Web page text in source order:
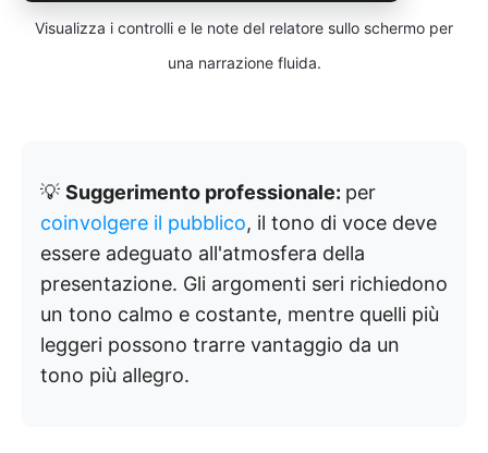
Visualizza i controlli e le note del relatore sullo schermo per
una narrazione fluida.
💡 Suggerimento professionale: per
coinvolgere il pubblico, il tono di voce deve
essere adeguato all'atmosfera della
presentazione. Gli argomenti seri richiedono
un tono calmo e costante, mentre quelli più
leggeri possono trarre vantaggio da un
tono più allegro.